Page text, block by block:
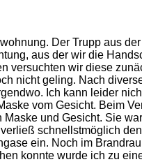
Der Trupp aus
aus der wir die
versuchten wir diese
nicht geling. Nach
Ich kann leider
vom Gesicht. Beim
und Gesicht. Sie
schnellstmöglich
ein. Noch im
konnte wurde ich zu